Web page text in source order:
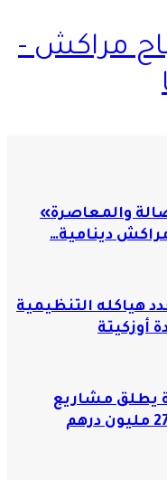
مراكش -
والمعاصرة»
دينامية…
هياكله التنظيمية
أوزكيتة
يطلق مشاريع
تنموية وتعليمية بأزيد من 27 مليون درهم